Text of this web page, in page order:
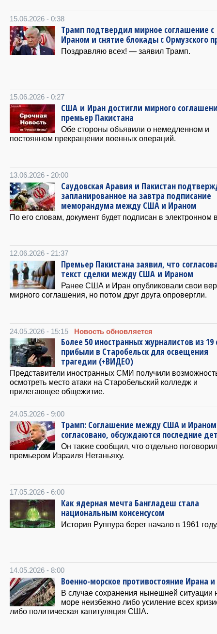
15.06.2026 - 0:38
Трамп подтвердил мирное соглашение с
Ираном и снятие блокады с Ормузского
Поздравляю всех! — заявил Трамп.
15.06.2026 - 0:27
США и Иран достигли мирного
премьер Пакистана
Обе стороны объявили о немедленном и
постоянном прекращении военных операций.
13.06.2026 - 20:00
Саудовская Аравия и Пакистан
запланированное на завтра подписание
меморандума между США и Ираном
По его словам, документ будет подписан в электронном
12.06.2026 - 21:37
Премьер Пакистана заявил, что
текст сделки между США и Ираном
Ранее США и Иран опубликовали свои
мирного соглашения, но потом друг друга опровергли.
24.05.2026 - 15:15 Новость обновляется
Более 50 иностранных журналистов из 19
прибыли в Старобельск для освещения
трагедии (+ВИДЕО)
Представители иностранных СМИ получили
осмотреть место атаки на Старобельский колледж и
прилегающее общежитие.
24.05.2026 - 9:00
Трамп: Соглашение между США и
согласовано, обсуждаются последние
Он также сообщил, что отдельно
премьером Израиля Нетаньяху.
17.05.2026 - 6:00
Как ядерная мечта Бангладеш стала
национальным консенсусом
История Руппура берет начало в 1961
14.05.2026 - 8:00
Военно-морское противостояние Ирана
В случае сохранения нынешней ситуации
море неизбежно либо усиление всех
либо политическая капитуляция США.